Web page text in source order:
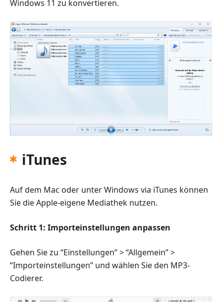
Windows 11 zu konvertieren.
iTunes
Auf dem Mac oder unter Windows via iTunes können
Sie die Apple-eigene Mediathek nutzen.
Schritt 1: Importeinstellungen anpassen
Gehen Sie zu “Einstellungen” > “Allgemein” >
“Importeinstellungen” und wählen Sie den MP3-
Codierer.